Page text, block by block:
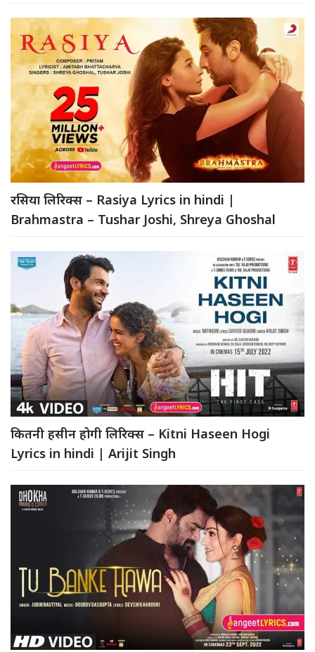
रसिया लिरिक्स – Rasiya Lyrics in hindi |
Brahmastra – Tushar Joshi, Shreya Ghoshal
कितनी हसीन होगी लिरिक्स – Kitni Haseen Hogi
Lyrics in hindi | Arijit Singh